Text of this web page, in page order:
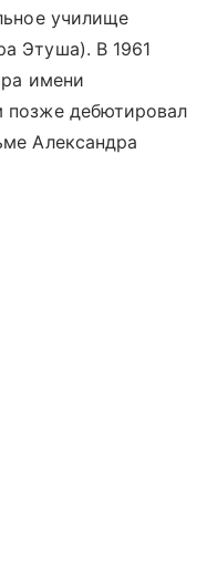
училище
Этуша). В 1961
имени
позже дебютировал
Александра